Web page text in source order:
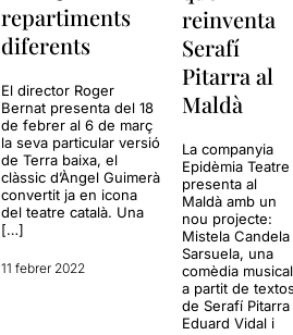
repartiments
diferents
El director Roger
Bernat presenta del 18
de febrer al 6 de març
la seva particular versió
de Terra baixa, el
clàssic d’Àngel Guimerà
convertit ja en icona
del teatre català. Una
[…]
11 febrer 2022
reinventa
Serafí
Pitarra al
Maldà
La companyia
Epidèmia Teatre
presenta al
Maldà amb un
nou projecte:
Mistela Candela
Sarsuela, una
comèdia musical
a partit de
de Serafí Pitarra
Eduard Vidal i